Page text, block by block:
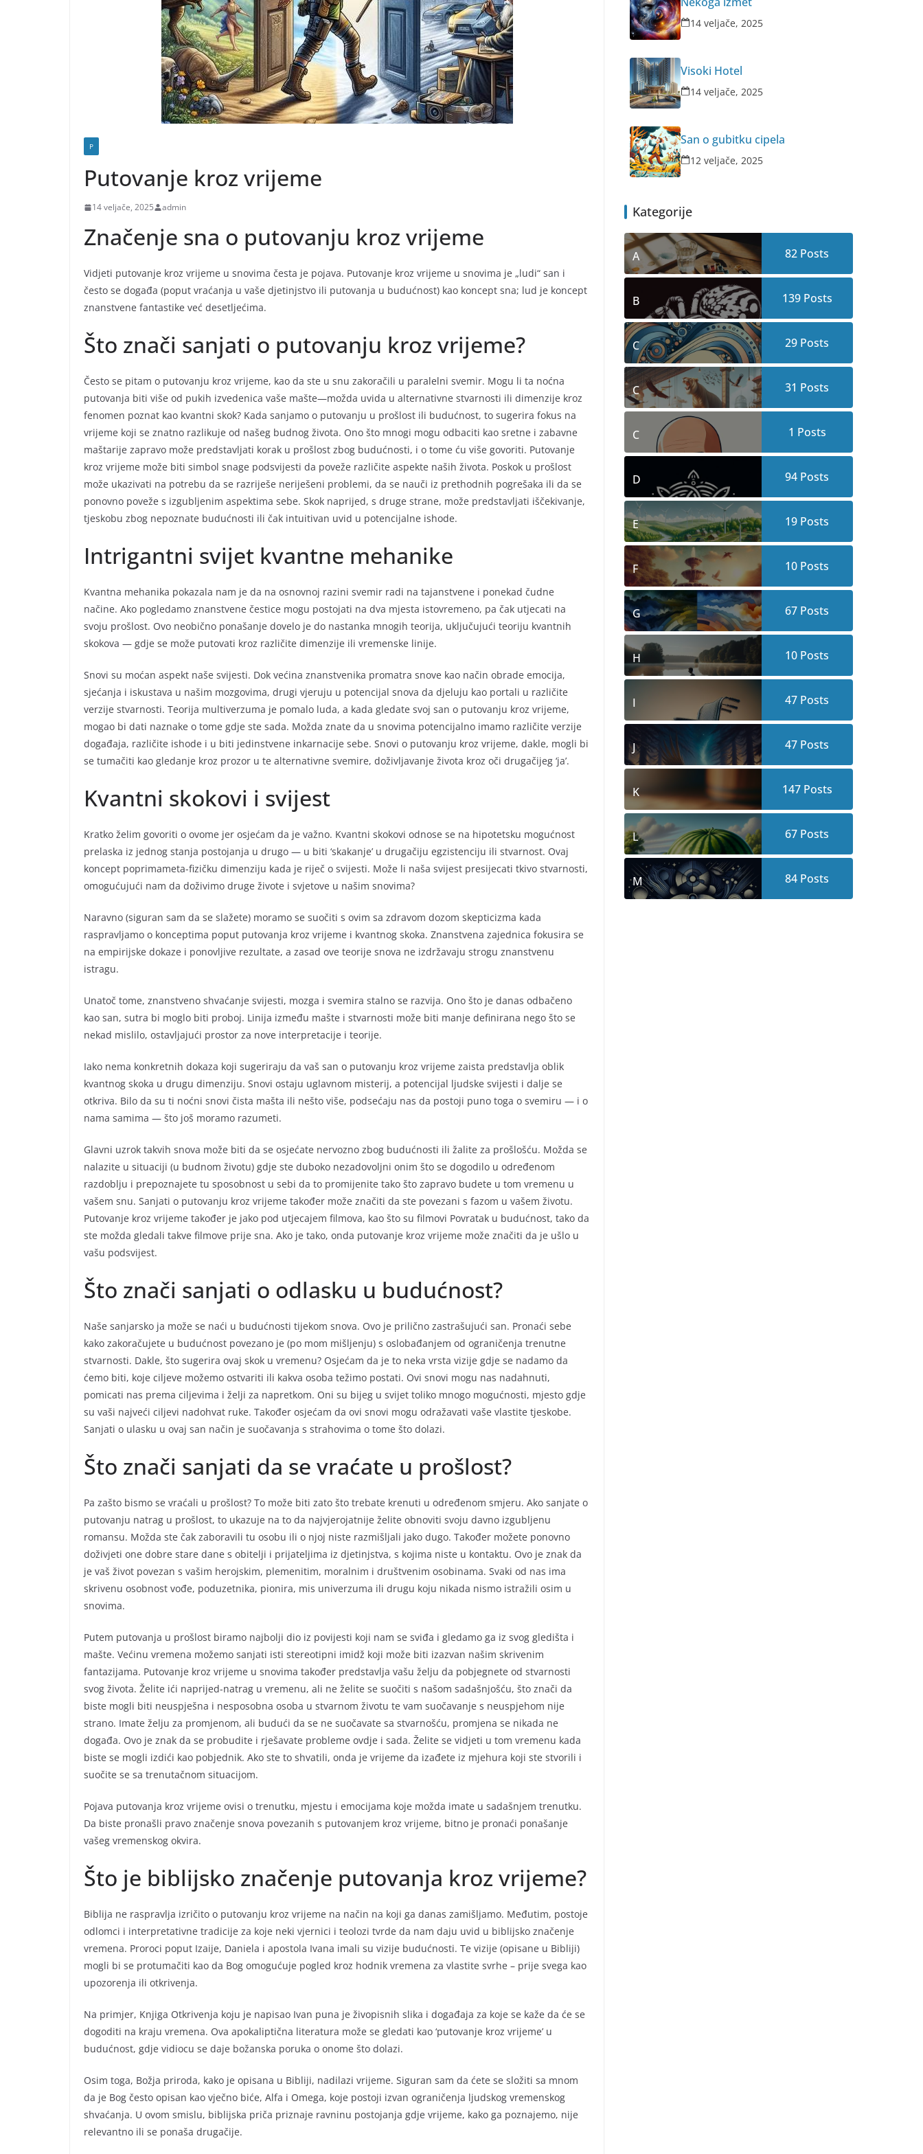
P
Putovanje kroz vrijeme
14 veljače, 2025 admin
Značenje sna o putovanju kroz vrijeme
Vidjeti putovanje kroz vrijeme u snovima česta je pojava. Putovanje kroz vrijeme u snovima je „ludi“ san i
često se događa (poput vraćanja u vaše djetinjstvo ili putovanja u budućnost) kao koncept sna; lud je koncept
znanstvene fantastike već desetljećima.
Što znači sanjati o putovanju kroz vrijeme?
Često se pitam o putovanju kroz vrijeme, kao da ste u snu zakoračili u paralelni svemir. Mogu li ta noćna
putovanja biti više od pukih izvedenica vaše mašte—možda uvida u alternativne stvarnosti ili dimenzije kroz
fenomen poznat kao kvantni skok? Kada sanjamo o putovanju u prošlost ili budućnost, to sugerira fokus na
vrijeme koji se znatno razlikuje od našeg budnog života. Ono što mnogi mogu odbaciti kao sretne i zabavne
maštarije zapravo može predstavljati korak u prošlost zbog budućnosti, i o tome ću više govoriti. Putovanje
kroz vrijeme može biti simbol snage podsvijesti da poveže različite aspekte naših života. Poskok u prošlost
može ukazivati na potrebu da se razriješe neriješeni problemi, da se nauči iz prethodnih pogrešaka ili da se
ponovno poveže s izgubljenim aspektima sebe. Skok naprijed, s druge strane, može predstavljati iščekivanje,
tjeskobu zbog nepoznate budućnosti ili čak intuitivan uvid u potencijalne ishode.
Intrigantni svijet kvantne mehanike
Kvantna mehanika pokazala nam je da na osnovnoj razini svemir radi na tajanstvene i ponekad čudne
načine. Ako pogledamo znanstvene čestice mogu postojati na dva mjesta istovremeno, pa čak utjecati na
svoju prošlost. Ovo neobično ponašanje dovelo je do nastanka mnogih teorija, uključujući teoriju kvantnih
skokova — gdje se može putovati kroz različite dimenzije ili vremenske linije.
Snovi su moćan aspekt naše svijesti. Dok većina znanstvenika promatra snove kao način obrade emocija,
sjećanja i iskustava u našim mozgovima, drugi vjeruju u potencijal snova da djeluju kao portali u različite
verzije stvarnosti. Teorija multiverzuma je pomalo luda, a kada gledate svoj san o putovanju kroz vrijeme,
mogao bi dati naznake o tome gdje ste sada. Možda znate da u snovima potencijalno imamo različite verzije
događaja, različite ishode i u biti jedinstvene inkarnacije sebe. Snovi o putovanju kroz vrijeme, dakle, mogli bi
se tumačiti kao gledanje kroz prozor u te alternativne svemire, doživljavanje života kroz oči drugačijeg ‘ja’.
Kvantni skokovi i svijest
Kratko želim govoriti o ovome jer osjećam da je važno. Kvantni skokovi odnose se na hipotetsku mogućnost
prelaska iz jednog stanja postojanja u drugo — u biti ‘skakanje’ u drugačiju egzistenciju ili stvarnost. Ovaj
koncept poprimameta-fizičku dimenziju kada je riječ o svijesti. Može li naša svijest presijecati tkivo stvarnosti,
omogućujući nam da doživimo druge živote i svjetove u našim snovima?
Naravno (siguran sam da se slažete) moramo se suočiti s ovim sa zdravom dozom skepticizma kada
raspravljamo o konceptima poput putovanja kroz vrijeme i kvantnog skoka. Znanstvena zajednica fokusira se
na empirijske dokaze i ponovljive rezultate, a zasad ove teorije snova ne izdržavaju strogu znanstvenu
istragu.
Unatoč tome, znanstveno shvaćanje svijesti, mozga i svemira stalno se razvija. Ono što je danas odbačeno
kao san, sutra bi moglo biti proboj. Linija između mašte i stvarnosti može biti manje definirana nego što se
nekad mislilo, ostavljajući prostor za nove interpretacije i teorije.
Iako nema konkretnih dokaza koji sugeriraju da vaš san o putovanju kroz vrijeme zaista predstavlja oblik
kvantnog skoka u drugu dimenziju. Snovi ostaju uglavnom misterij, a potencijal ljudske svijesti i dalje se
otkriva. Bilo da su ti noćni snovi čista mašta ili nešto više, podsećaju nas da postoji puno toga o svemiru — i o
nama samima — što još moramo razumeti.
Glavni uzrok takvih snova može biti da se osjećate nervozno zbog budućnosti ili žalite za prošlošću. Možda se
nalazite u situaciji (u budnom životu) gdje ste duboko nezadovoljni onim što se dogodilo u određenom
razdoblju i prepoznajete tu sposobnost u sebi da to promijenite tako što zapravo budete u tom vremenu u
vašem snu. Sanjati o putovanju kroz vrijeme također može značiti da ste povezani s fazom u vašem životu.
Putovanje kroz vrijeme također je jako pod utjecajem filmova, kao što su filmovi Povratak u budućnost, tako da
ste možda gledali takve filmove prije sna. Ako je tako, onda putovanje kroz vrijeme može značiti da je ušlo u
vašu podsvijest.
Što znači sanjati o odlasku u budućnost?
Naše sanjarsko ja može se naći u budućnosti tijekom snova. Ovo je prilično zastrašujući san. Pronaći sebe
kako zakoračujete u budućnost povezano je (po mom mišljenju) s oslobađanjem od ograničenja trenutne
stvarnosti. Dakle, što sugerira ovaj skok u vremenu? Osjećam da je to neka vrsta vizije gdje se nadamo da
ćemo biti, koje ciljeve možemo ostvariti ili kakva osoba težimo postati. Ovi snovi mogu nas nadahnuti,
pomicati nas prema ciljevima i želji za napretkom. Oni su bijeg u svijet toliko mnogo mogućnosti, mjesto gdje
su vaši najveći ciljevi nadohvat ruke. Također osjećam da ovi snovi mogu odražavati vaše vlastite tjeskobe.
Sanjati o ulasku u ovaj san način je suočavanja s strahovima o tome što dolazi.
Što znači sanjati da se vraćate u prošlost?
Pa zašto bismo se vraćali u prošlost? To može biti zato što trebate krenuti u određenom smjeru. Ako sanjate o
putovanju natrag u prošlost, to ukazuje na to da najvjerojatnije želite obnoviti svoju davno izgubljenu
romansu. Možda ste čak zaboravili tu osobu ili o njoj niste razmišljali jako dugo. Također možete ponovno
doživjeti one dobre stare dane s obitelji i prijateljima iz djetinjstva, s kojima niste u kontaktu. Ovo je znak da
je vaš život povezan s vašim herojskim, plemenitim, moralnim i društvenim osobinama. Svaki od nas ima
skrivenu osobnost vođe, poduzetnika, pionira, mis univerzuma ili drugu koju nikada nismo istražili osim u
snovima.
Putem putovanja u prošlost biramo najbolji dio iz povijesti koji nam se sviđa i gledamo ga iz svog gledišta i
mašte. Većinu vremena možemo sanjati isti stereotipni imidž koji može biti izazvan našim skrivenim
fantazijama. Putovanje kroz vrijeme u snovima također predstavlja vašu želju da pobjegnete od stvarnosti
svog života. Želite ići naprijed-natrag u vremenu, ali ne želite se suočiti s našom sadašnjošću, što znači da
biste mogli biti neuspješna i nesposobna osoba u stvarnom životu te vam suočavanje s neuspjehom nije
strano. Imate želju za promjenom, ali budući da se ne suočavate sa stvarnošću, promjena se nikada ne
događa. Ovo je znak da se probudite i rješavate probleme ovdje i sada. Želite se vidjeti u tom vremenu kada
biste se mogli izdići kao pobjednik. Ako ste to shvatili, onda je vrijeme da izađete iz mjehura koji ste stvorili i
suočite se sa trenutačnom situacijom.
Pojava putovanja kroz vrijeme ovisi o trenutku, mjestu i emocijama koje možda imate u sadašnjem trenutku.
Da biste pronašli pravo značenje snova povezanih s putovanjem kroz vrijeme, bitno je pronaći ponašanje
vašeg vremenskog okvira.
Što je biblijsko značenje putovanja kroz vrijeme?
Biblija ne raspravlja izričito o putovanju kroz vrijeme na način na koji ga danas zamišljamo. Međutim, postoje
odlomci i interpretativne tradicije za koje neki vjernici i teolozi tvrde da nam daju uvid u biblijsko značenje
vremena. Proroci poput Izaije, Daniela i apostola Ivana imali su vizije budućnosti. Te vizije (opisane u Bibliji)
mogli bi se protumačiti kao da Bog omogućuje pogled kroz hodnik vremena za vlastite svrhe – prije svega kao
upozorenja ili otkrivenja.
Na primjer, Knjiga Otkrivenja koju je napisao Ivan puna je živopisnih slika i događaja za koje se kaže da će se
dogoditi na kraju vremena. Ova apokaliptična literatura može se gledati kao ‘putovanje kroz vrijeme’ u
budućnost, gdje vidiocu se daje božanska poruka o onome što dolazi.
Osim toga, Božja priroda, kako je opisana u Bibliji, nadilazi vrijeme. Siguran sam da ćete se složiti sa mnom
da je Bog često opisan kao vječno biće, Alfa i Omega, koje postoji izvan ograničenja ljudskog vremenskog
shvaćanja. U ovom smislu, biblijska priča priznaje ravninu postojanja gdje vrijeme, kako ga poznajemo, nije
relevantno ili se ponaša drugačije.
14 veljače, 2025
Visoki Hotel
14 veljače, 2025
San o gubitku cipela
12 veljače, 2025
Kategorije
A 82 Posts
B 139Posts
C 29 Posts
C 31 Posts
C 1 Posts
D 94 Posts
E 19 Posts
F 10 Posts
G 67 Posts
H 10 Posts
I 47 Posts
J 47 Posts
K 147Posts
L 67 Posts
M 84 Posts